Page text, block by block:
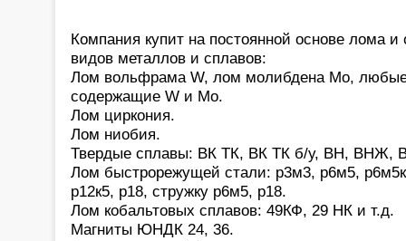
Компания купит на постоянной основе лома
видов металлов и сплавов:
Лом вольфрама W, лом молибдена Mo,
содержащие W и Mo.
Лом циркония.
Лом ниобия.
Твердые сплавы: ВК ТК, ВК ТК б/у, ВН,
Лом быстрорежущей стали: р3м3, р6м5,
р12к5, р18, стружку р6м5, р18.
Лом кобальтовых сплавов: 49КФ, 29 НК и т.д.
Магниты ЮНДК 24, 36.